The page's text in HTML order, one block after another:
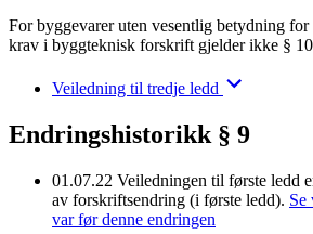
For byggevarer uten vesentlig betydning
krav i byggteknisk forskrift gjelder ikke §
Veiledning til tredje ledd
Endringshistorikk § 9
01.07.22 Veiledningen til første ledd
av forskriftsendring (i første ledd). Se
var før denne endringen